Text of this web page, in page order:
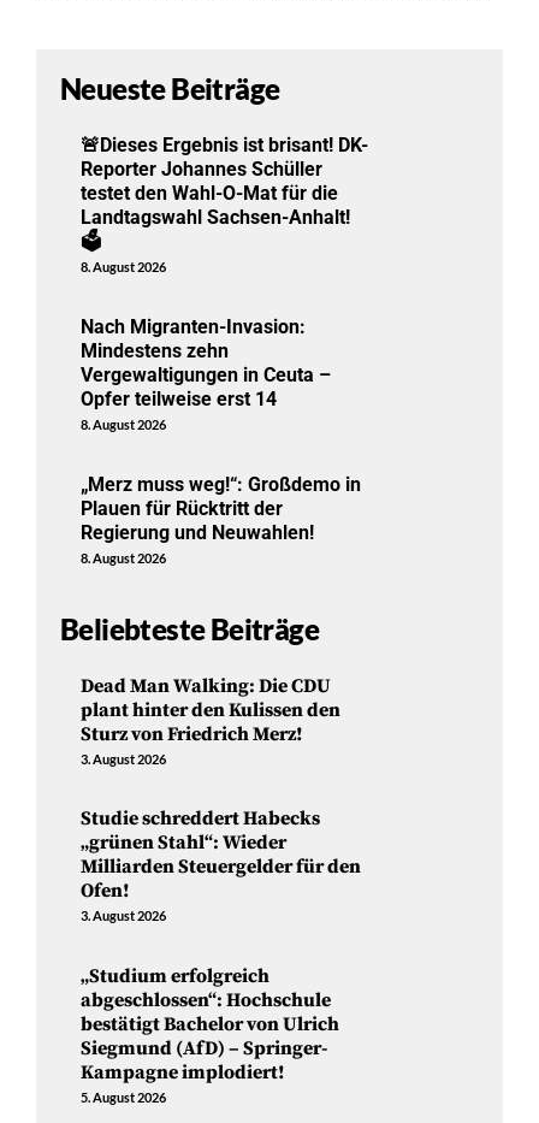
Neueste Beiträge
🚨Dieses Ergebnis ist brisant! DK-
Reporter Johannes Schüller
testet den Wahl-O-Mat für die
Landtagswahl Sachsen-Anhalt!
🗳️
8. August 2026
Nach Migranten-Invasion:
Mindestens zehn
Vergewaltigungen in Ceuta –
Opfer teilweise erst 14
8. August 2026
„Merz muss weg!“: Großdemo in
Plauen für Rücktritt der
Regierung und Neuwahlen!
8. August 2026
Beliebteste Beiträge
Dead Man Walking: Die CDU
plant hinter den Kulissen den
Sturz von Friedrich Merz!
3. August 2026
Studie schreddert Habecks
„grünen Stahl“: Wieder
Milliarden Steuergelder für den
Ofen!
3. August 2026
„Studium erfolgreich
abgeschlossen“: Hochschule
bestätigt Bachelor von Ulrich
Siegmund (AfD) – Springer-
Kampagne implodiert!
5. August 2026